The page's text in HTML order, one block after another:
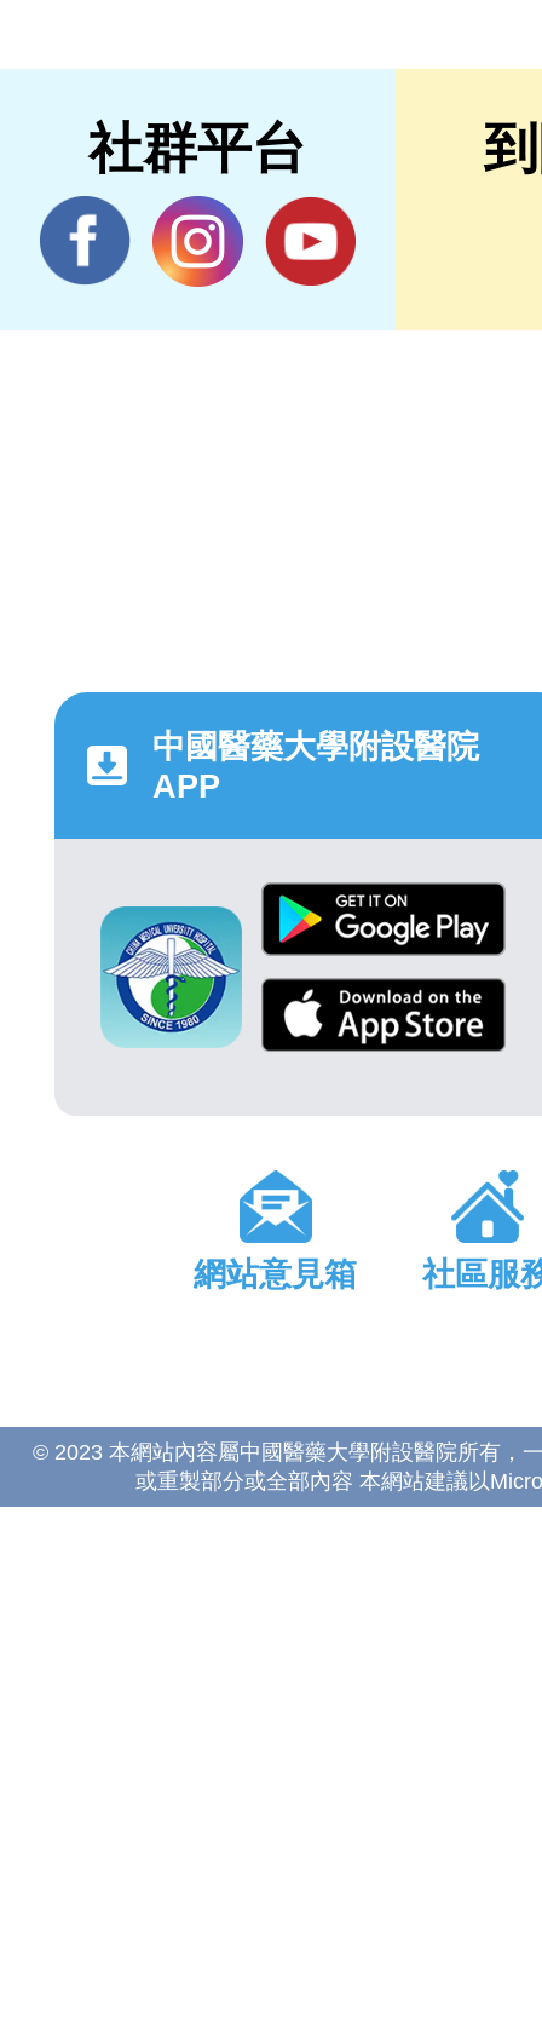
社群平台
中國醫藥大學附設醫院
APP
網站意見箱 社區服
© 2023 本網站內容屬中國醫藥大學附設醫院所有，
或重製部分或全部內容 本網站建議以